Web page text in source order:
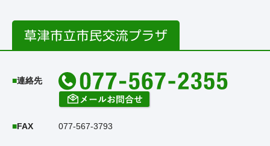
連絡先
FAX 077-567-3793